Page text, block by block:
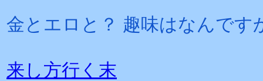
金とエロと？ 趣味はなんです
来し方行く末